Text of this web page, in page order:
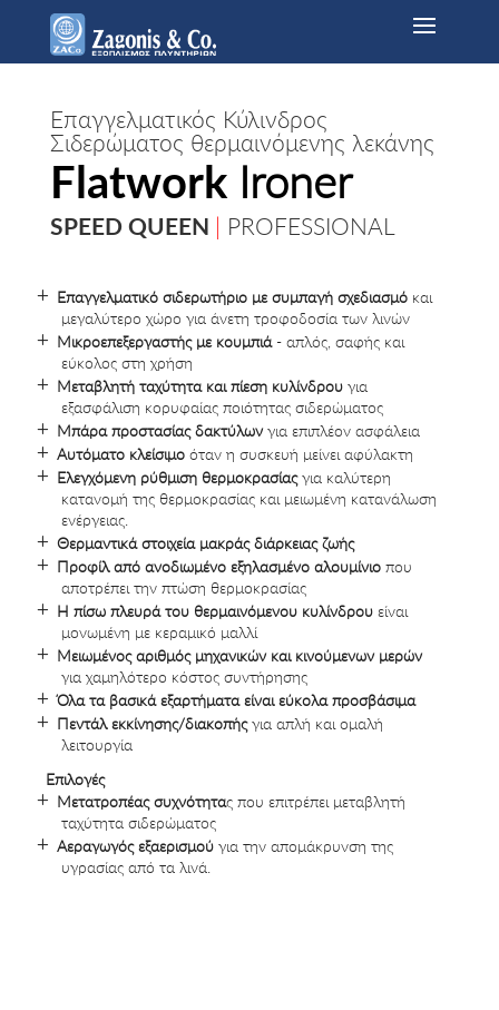
Επαγγελματικός Κύλινδρος
Σιδερώματος θερμαινόμενης λεκάνης
Flatwork Ironer
SPEED QUEEN | PROFESSIONAL
Επαγγελματικό σιδερωτήριο με συμπαγή σχεδιασμόκαι
μεγαλύτερο χώρο για άνετη τροφοδοσία των λινών
Μικροεπεξεργαστής με κουμπιά- απλός, σαφής και
εύκολος στη χρήση
Μεταβλητή ταχύτητα και πίεση κυλίνδρουγια
εξασφάλιση κορυφαίας ποιότητας σιδερώματος
Μπάρα προστασίας δακτύλων για επιπλέον ασφάλεια
Αυτόματο κλείσιμο όταν η συσκευή μείνει αφύλακτη
Ελεγχόμενη ρύθμιση θερμοκρασίας για καλύτερη
κατανομή της θερμοκρασίας και μειωμένη κατανάλωση
ενέργειας.
Θερμαντικά στοιχεία μακράς διάρκειας ζωής
Προφίλ από ανοδιωμένο εξηλασμένο αλουμίνιοπου
αποτρέπει την πτώση θερμοκρασίας
Η πίσω πλευρά του θερμαινόμενου κυλίνδρουείναι
μονωμένη με κεραμικό μαλλί
Μειωμένος αριθμός μηχανικών και κινούμενων μερών
για χαμηλότερο κόστος συντήρησης
Όλα τα βασικά εξαρτήματα είναι εύκολα προσβάσιμα
Πεντάλ εκκίνησης/διακοπήςγια απλή και ομαλή
λειτουργία
Επιλογές
Μετατροπέας συχνότητας που επιτρέπει μεταβλητή
ταχύτητα σιδερώματος
Αεραγωγός εξαερισμούγια την απομάκρυνση της
υγρασίας από τα λινά.